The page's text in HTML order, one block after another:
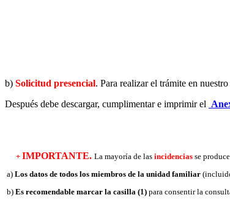
b) Solicitud presencial. Para realizar el trámite en
Después debe descargar, cumplimentar e imprimir el
+ IMPORTANTE. La mayoría de las incidencias se
a) Los datos de todos los miembros de la unidad familiar
b) Es recomendable marcar la casilla (1) para consentir la